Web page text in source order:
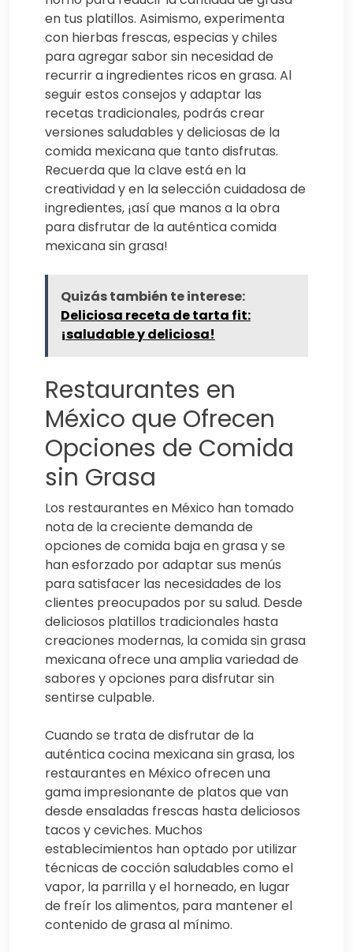
en tus platillos. Asimismo, experimenta
con hierbas frescas, especias y chiles
para agregar sabor sin necesidad de
recurrir a ingredientes ricos en grasa. Al
seguir estos consejos y adaptar las
recetas tradicionales, podrás crear
versiones saludables y deliciosas de la
comida mexicana que tanto disfrutas.
Recuerda que la clave está en la
creatividad y en la selección cuidadosa de
ingredientes, ¡así que manos a la obra
para disfrutar de la auténtica comida
mexicana sin grasa!
Quizás también te interese:
Deliciosa receta de tarta fit:
¡saludable y deliciosa!
Restaurantes en
México que Ofrecen
Opciones de Comida
sin Grasa
Los restaurantes en México han tomado
nota de la creciente demanda de
opciones de comida baja en grasa y se
han esforzado por adaptar sus menús
para satisfacer las necesidades de los
clientes preocupados por su salud. Desde
deliciosos platillos tradicionales hasta
creaciones modernas, la comida sin grasa
mexicana ofrece una amplia variedad de
sabores y opciones para disfrutar sin
sentirse culpable.
Cuando se trata de disfrutar de la
auténtica cocina mexicana sin grasa, los
restaurantes en México ofrecen una
gama impresionante de platos que van
desde ensaladas frescas hasta deliciosos
tacos y ceviches. Muchos
establecimientos han optado por utilizar
técnicas de cocción saludables como el
vapor, la parrilla y el horneado, en lugar
de freír los alimentos, para mantener el
contenido de grasa al mínimo.